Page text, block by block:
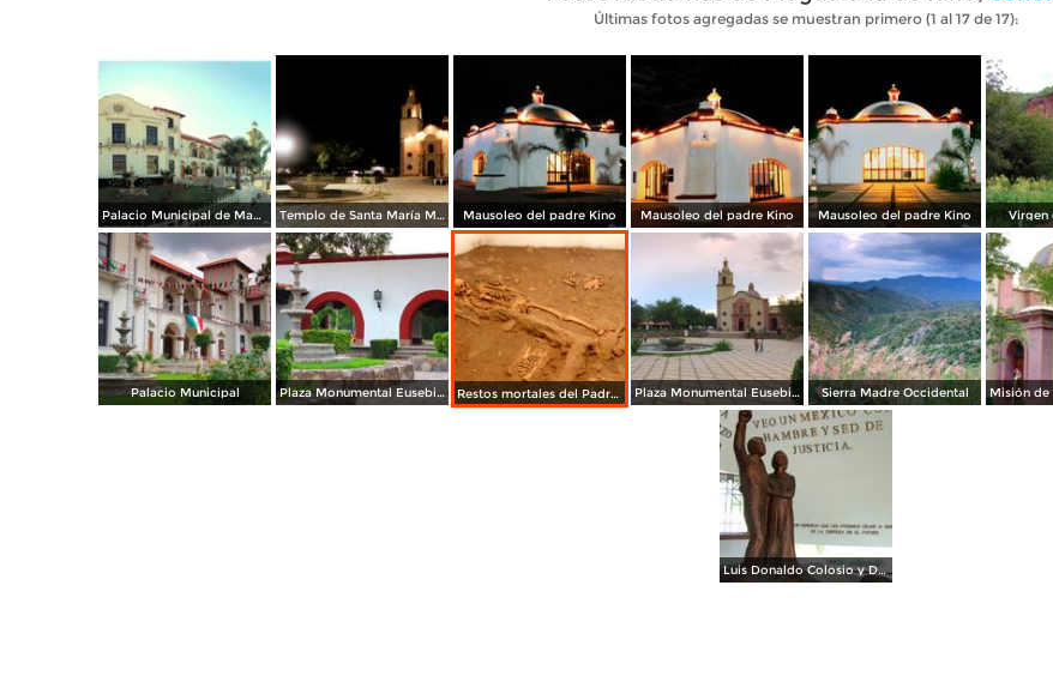
Últimas fotos agregadas se muestran primero (1 al 17 de 17):
Palacio Municipal de Magdalena Templo de Santa María Magdalena y Plaza central Mausoleo del padre Kino Mausoleo del padre Kino Mausoleo del padre Kino Virgen
Palacio Municipal Plaza Monumental Eusebio Kino Restos mortales del Padre Kino Plaza Monumental Eusebio Kino Sierra Madre Occidental
Luis Donaldo Colosio y Diana Laura Rojas